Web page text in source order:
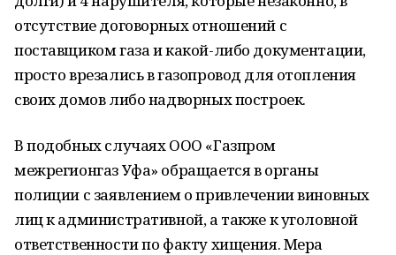
отсутствие договорных отношений с
поставщиком газа и какой-либо документации,
просто врезались в газопровод для отопления
своих домов либо надворных построек.
В подобных случаях ООО «Газпром
межрегионгаз Уфа» обращается в органы
полиции с заявлением о привлечении виновных
лиц к административной, а также к уголовной
ответственности по факту хищения. Мера